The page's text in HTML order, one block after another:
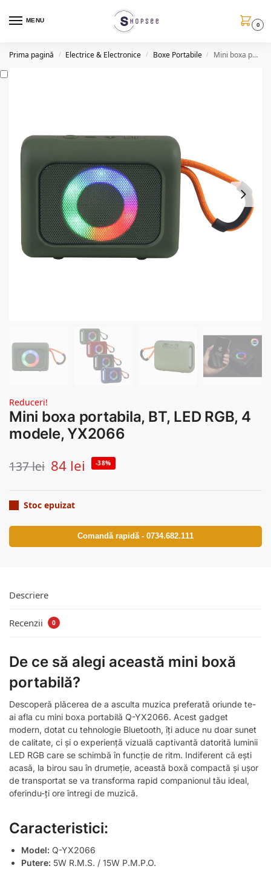
MENU
0
Prima pagină / Electrice & Electronice / Boxe Portabile / Mini boxa portabila, BT, LED RGB, 4 modele, YX2066
Reduceri!
Mini boxa portabila, BT, LED RGB, 4
modele, YX2066
137lei 84 lei -38%
Stoc epuizat
Comandă rapidă - 0734.682.111
Descriere
Recenzii 0
De ce să alegi această mini boxă
portabilă?
Descoperă plăcerea de a asculta muzica preferată oriunde te-
ai afla cu mini boxa portabilă Q-YX2066. Acest gadget
modern, dotat cu tehnologie Bluetooth, îți aduce nu doar sunet
de calitate, ci și o experiență vizuală captivantă datorită luminii
LED RGB care se schimbă în funcție de ritm. Indiferent că ești
acasă, la birou sau în drumeție, această boxă compactă și ușor
de transportat se va transforma rapid companionul tău ideal,
oferindu-ți ore întregi de muzică.
Caracteristici:
Model: Q-YX2066
Putere: 5W R.M.S. / 15W P.M.P.O.